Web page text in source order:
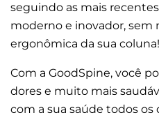
seguindo as mais
moderno e inovador, sem
ergonômica da sua
Com a GoodSpine, você
dores e muito mais
com a sua saúde todos os